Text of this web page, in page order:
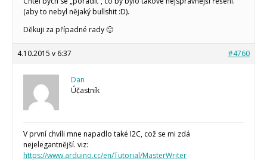
(aby to nebyl nějaký bullshit :D).
Děkuji za případné rady 🙂
4.10.2015 v 6:37 #4760
Dan
Účastník
V první chvíli mne napadlo také I2C, což se mi zdá
nejelegantnější. viz:
https://www.arduino.cc/en/Tutorial/MasterWriter